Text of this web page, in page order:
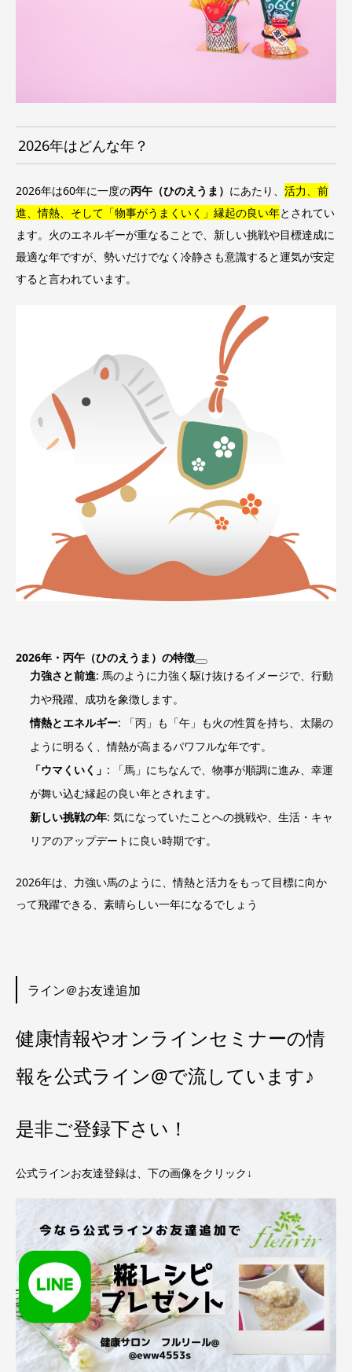
2026年はどんな年？
2026年は60年に一度の丙午（ひのえうま） にあたり、 活力、前
進、情熱、そして「物事がうまくいく」縁起の良い年とされてい
ます。火のエネルギーが重なることで、新しい挑戦や目標達成に
最適な年ですが、勢いだけでなく冷静さも意識すると運気が安定
すると言われています。
2026年・丙午（ひのえうま）の特徴
力強さと前進: 馬のように力強く駆け抜けるイメージで、行動
力や飛躍、成功を象徴します。
情熱とエネルギー: 「丙」も「午」も火の性質を持ち、太陽の
ように明るく、情熱が高まるパワフルな年です。
「ウマくいく」 : 「馬」にちなんで、物事が順調に進み、幸運
が舞い込む縁起の良い年とされます。
新しい挑戦の年: 気になっていたことへの挑戦や、生活・キャ
リアのアップデートに良い時期です。
2026年は、力強い馬のように、情熱と活力をもって目標に向か
って飛躍できる、素晴らしい一年になるでしょう
ライン＠お友達追加
健康情報やオンラインセミナーの情
報を公式ライン@で流しています♪
是非ご登録下さい！
公式ラインお友達登録は、下の画像をクリック↓